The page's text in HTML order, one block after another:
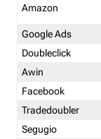
Amazon
Google Ads
Doubleclick
Awin
Facebook
Tradedoubler
Segugio